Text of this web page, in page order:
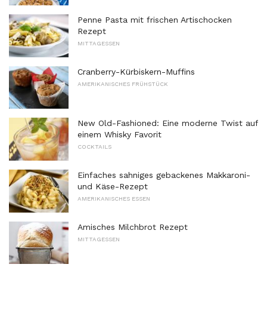
Penne Pasta mit frischen Artischocken
Rezept
MITTAGESSEN
Cranberry-Kürbiskern-Muffins
AMERIKANISCHES FRÜHSTÜCK
New Old-Fashioned: Eine moderne Twist auf
einem Whisky Favorit
COCKTAILS
Einfaches sahniges gebackenes Makkaroni-
und Käse-Rezept
AMERIKANISCHES ESSEN
Amisches Milchbrot Rezept
MITTAGESSEN